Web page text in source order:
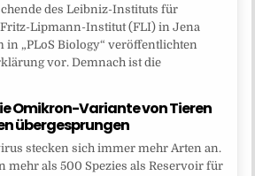
des Leibniz-Instituts für
Lipmann-Institut (FLI) in Jena
in „PLoS Biology“ veröffentlichten
vor. Demnach ist die
Omikron-Variante von Tieren
übergesprungen
stecken sich immer mehr Arten an.
mehr als 500 Spezies als Reservoir für